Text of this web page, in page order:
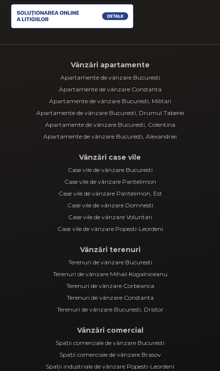
Vânzări apartamente
Apartamente de vânzare Bucuresti
Apartamente de vânzare Constanta
Apartamente de vânzare Bucuresti, Militari
Apartamente de vânzare Bucuresti, Drumul Taberei
Apartamente de vânzare Bucuresti, Colentina
Apartamente de vânzare Bucuresti, Alexandriei
Vânzări case vile
Case vile de vânzare Bucuresti
Case vile de vânzare Pantelimon
Case vile de vânzare Pantelimon, Est
Case vile de vânzare Domnesti
Case vile de vânzare Voluntari
Case vile de vânzare Popesti-Leordeni
Vânzări terenuri
Terenuri de vânzare Bucuresti
Terenuri de vânzare Mihail Kogalniceanu
Terenuri de vânzare Corbeanca
Terenuri de vânzare Constanta
Terenuri de vânzare Bucuresti, Dristor
Vânzări comercial
Spații comerciale de vânzare Bucuresti
Spații comerciale de vânzare Brasov
Spații industriale de vânzare Popesti-Leordeni